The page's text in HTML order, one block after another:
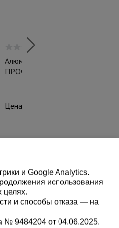
Алюминиевая вышка-тура
ПРОФИ 2х11, H=5м
Цена:
и Google Analytics.
использования
целях.
и способы отказа — на
№ 9484204 от 04.06.2025.